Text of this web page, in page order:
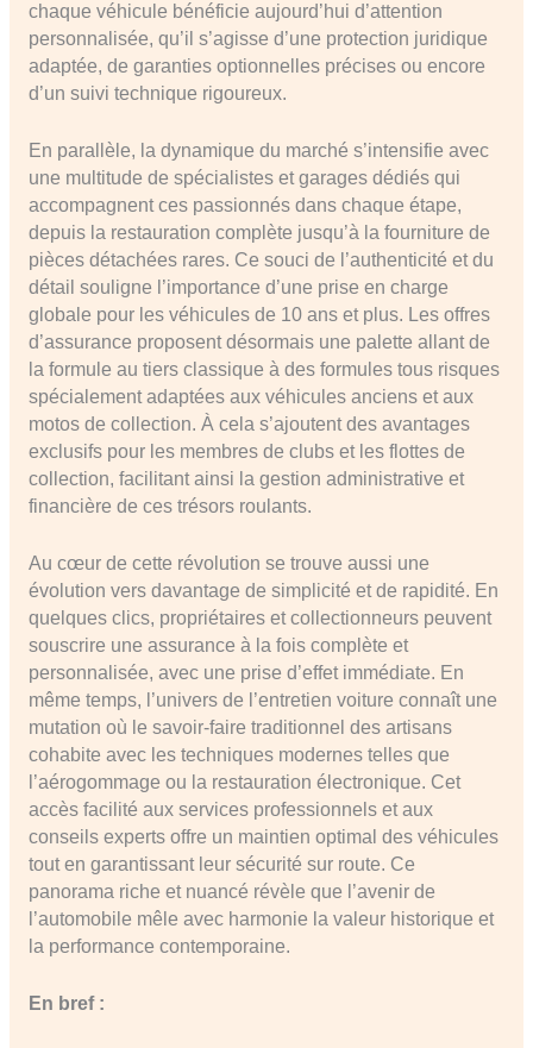
chaque véhicule bénéficie aujourd’hui d’attention
personnalisée, qu’il s’agisse d’une protection juridique
adaptée, de garanties optionnelles précises ou encore
d’un suivi technique rigoureux.
En parallèle, la dynamique du marché s’intensifie avec
une multitude de spécialistes et garages dédiés qui
accompagnent ces passionnés dans chaque étape,
depuis la restauration complète jusqu’à la fourniture de
pièces détachées rares. Ce souci de l’authenticité et du
détail souligne l’importance d’une prise en charge
globale pour les véhicules de 10 ans et plus. Les offres
d’assurance proposent désormais une palette allant de
la formule au tiers classique à des formules tous risques
spécialement adaptées aux véhicules anciens et aux
motos de collection. À cela s’ajoutent des avantages
exclusifs pour les membres de clubs et les flottes de
collection, facilitant ainsi la gestion administrative et
financière de ces trésors roulants.
Au cœur de cette révolution se trouve aussi une
évolution vers davantage de simplicité et de rapidité. En
quelques clics, propriétaires et collectionneurs peuvent
souscrire une assurance à la fois complète et
personnalisée, avec une prise d’effet immédiate. En
même temps, l’univers de l’entretien voiture connaît une
mutation où le savoir-faire traditionnel des artisans
cohabite avec les techniques modernes telles que
l’aérogommage ou la restauration électronique. Cet
accès facilité aux services professionnels et aux
conseils experts offre un maintien optimal des véhicules
tout en garantissant leur sécurité sur route. Ce
panorama riche et nuancé révèle que l’avenir de
l’automobile mêle avec harmonie la valeur historique et
la performance contemporaine.
En bref :